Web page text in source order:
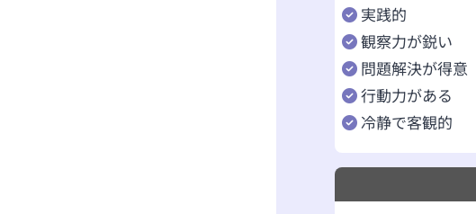
実践的
観察力が鋭い
問題解決が得意
行動力がある
冷静で客観的